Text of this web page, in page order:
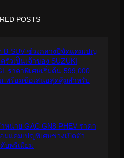
POSTS
SUV ช่วงกลางปีจัดแคมเปญ
วเป็นเจ้าของ SUZUKI
ราคาพิเศษเริ่มต้น 599,000
พร้อมข้อเสนอสุดคุ้มสำหรับ
หน่าย GAC GN8 PHEV ราคา
มแคมเปญพิเศษช่วงเปิดตัว
บพรีเมียม